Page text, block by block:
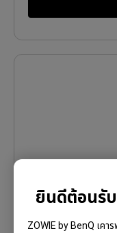
ยินดีต้อนรั
ZOWIE by BenQ เคา